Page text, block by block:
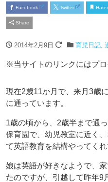
Facebook Twitter
Share
2014年2月9日 育児日記,
※当サイトのリンクにはプ
現在2歳11か月で、来月3歳
に通っています。
1歳の頃から、2歳半まで通
保育園で、幼児教室に近く
て英語教育を結構やってくれ
娘は英語が好きなようで、
たのですが、引越して昨年9